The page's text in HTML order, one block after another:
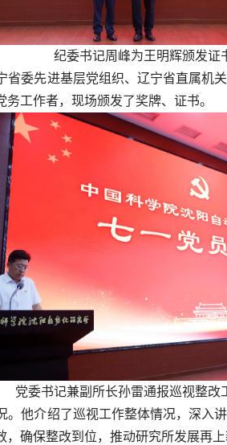
纪委书记周峰为王明辉颁发证
省委先进基层党组织、辽宁省直属机
工作者，现场颁发了奖牌、证书。
党委书记兼副所长孙雷通报巡视整改
。他介绍了巡视工作整体情况，深入
确保整改到位，推动研究所发展再上